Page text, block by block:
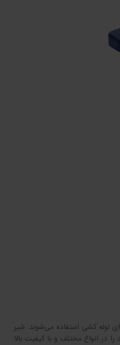
لوله کشی استفاده می‌شوند. شیر
در انواع مختلف و با کیفیت بالا